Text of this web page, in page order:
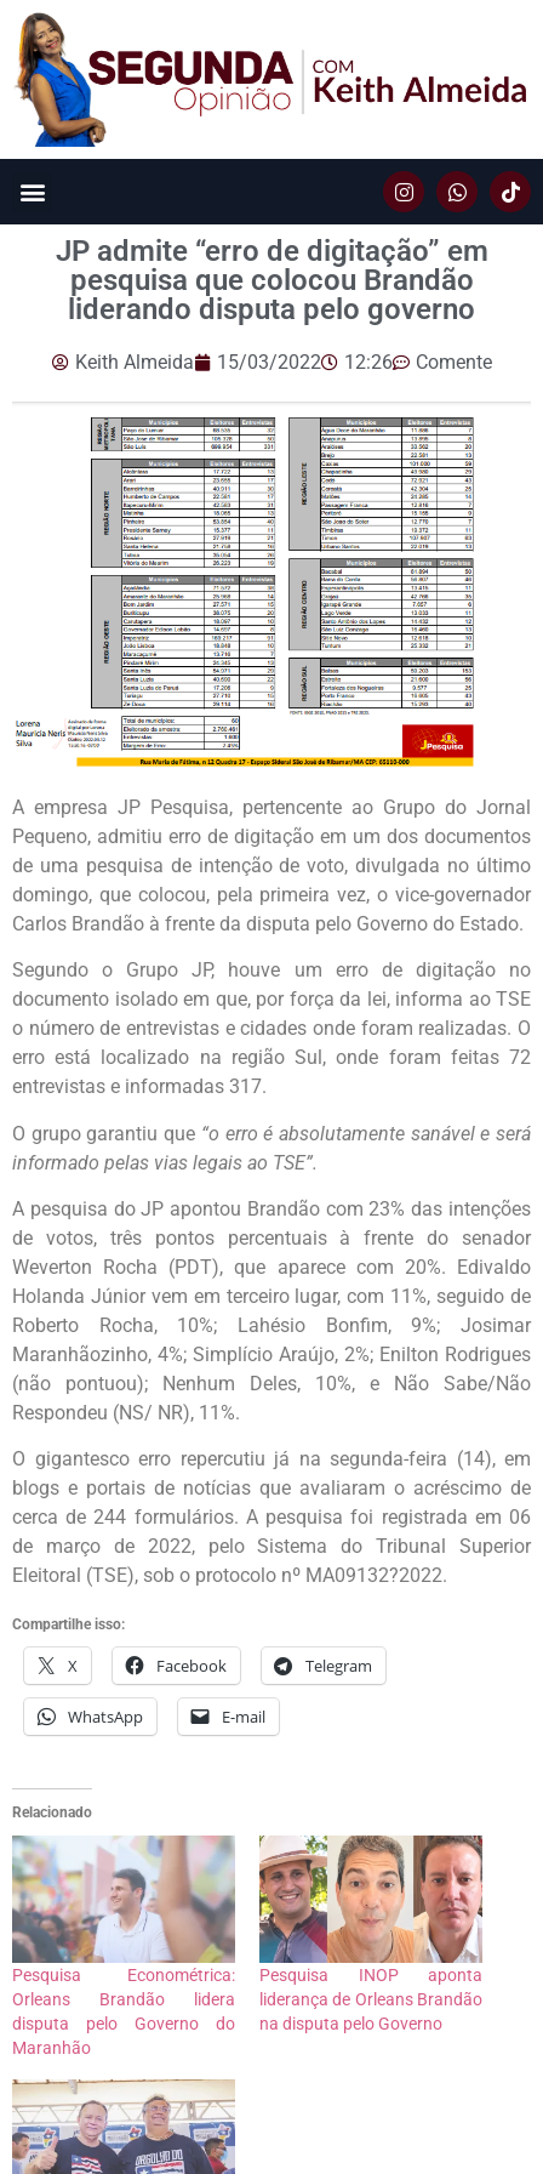
JP admite “erro de digitação” em
pesquisa que colocou Brandão
liderando disputa pelo governo
Keith Almeida 15/03/2022 12:26 Comente
A empresa JP Pesquisa, pertencente ao Grupo do Jornal
Pequeno, admitiu erro de digitação em um dos documentos
de uma pesquisa de intenção de voto, divulgada no último
domingo, que colocou, pela primeira vez, o vice-governador
Carlos Brandão à frente da disputa pelo Governo do Estado.
Segundo o Grupo JP, houve um erro de digitação no
documento isolado em que, por força da lei, informa ao TSE
o número de entrevistas e cidades onde foram realizadas. O
erro está localizado na região Sul, onde foram feitas 72
entrevistas e informadas 317.
O grupo garantiu que “o erro é absolutamente sanável e será
informado pelas vias legais ao TSE”.
A pesquisa do JP apontou Brandão com 23% das intenções
de votos, três pontos percentuais à frente do senador
Weverton Rocha (PDT), que aparece com 20%. Edivaldo
Holanda Júnior vem em terceiro lugar, com 11%, seguido de
Roberto Rocha, 10%; Lahésio Bonfim, 9%; Josimar
Maranhãozinho, 4%; Simplício Araújo, 2%; Enilton Rodrigues
(não pontuou); Nenhum Deles, 10%, e Não Sabe/Não
Respondeu (NS/ NR), 11%.
O gigantesco erro repercutiu já na segunda-feira (14), em
blogs e portais de notícias que avaliaram o acréscimo de
cerca de 244 formulários. A pesquisa foi registrada em 06
de março de 2022, pelo Sistema do Tribunal Superior
Eleitoral (TSE), sob o protocolo nº MA09132?2022.
Compartilhe isso:
X Facebook Telegram
WhatsApp E-mail
Relacionado
Pesquisa Econométrica:
Orleans Brandão lidera
disputa pelo Governo do
Maranhão
Pesquisa INOP aponta
liderança de Orleans Brandão
na disputa pelo Governo